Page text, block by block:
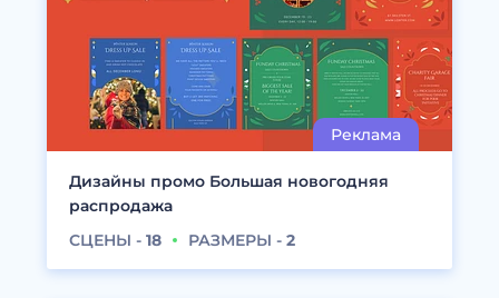
Дизайны промо Большая новогодняя
распродажа
СЦЕНЫ - 18 РАЗМЕРЫ - 2